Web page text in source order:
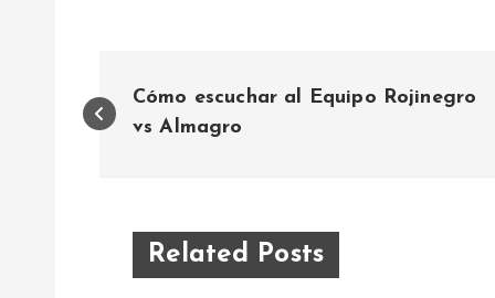
a
Cómo escuchar al Equipo Rojinegro
vs Almagro
Related Posts